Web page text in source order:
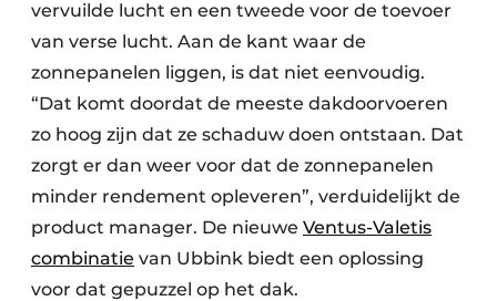
vervuilde lucht en een tweede voor de toevoer
van verse lucht. Aan de kant waar de
zonnepanelen liggen, is dat niet eenvoudig.
“Dat komt doordat de meeste dakdoorvoeren
zo hoog zijn dat ze schaduw doen ontstaan. Dat
zorgt er dan weer voor dat de zonnepanelen
minder rendement opleveren”, verduidelijkt de
product manager. De nieuwe Ventus-Valetis
combinatie van Ubbink biedt een oplossing
voor dat gepuzzel op het dak.